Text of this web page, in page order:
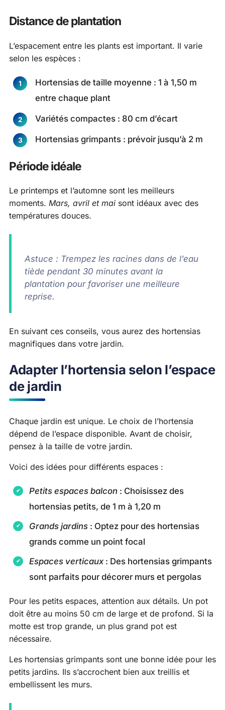
Distance de plantation
L’espacement entre les plants est important. Il varie
selon les espèces :
Hortensias de taille moyenne : 1 à 1,50 m
entre chaque plant
Variétés compactes : 80 cm d’écart
Hortensias grimpants : prévoir jusqu’à 2 m
Période idéale
Le printemps et l’automne sont les meilleurs
moments. Mars, avril et mai sont idéaux avec des
températures douces.
Astuce : Trempez les racines dans de l’eau
tiède pendant 30 minutes avant la
plantation pour favoriser une meilleure
reprise.
En suivant ces conseils, vous aurez des hortensias
magnifiques dans votre jardin.
Adapter l’hortensia selon l’espace
de jardin
Chaque jardin est unique. Le choix de l’hortensia
dépend de l’espace disponible. Avant de choisir,
pensez à la taille de votre jardin.
Voici des idées pour différents espaces :
Petits espaces balcon : Choisissez des
hortensias petits, de 1 m à 1,20 m
Grands jardins : Optez pour des hortensias
grands comme un point focal
Espaces verticaux : Des hortensias grimpants
sont parfaits pour décorer murs et pergolas
Pour les petits espaces, attention aux détails. Un pot
doit être au moins 50 cm de large et de profond. Si la
motte est trop grande, un plus grand pot est
nécessaire.
Les hortensias grimpants sont une bonne idée pour les
petits jardins. Ils s’accrochent bien aux treillis et
embellissent les murs.